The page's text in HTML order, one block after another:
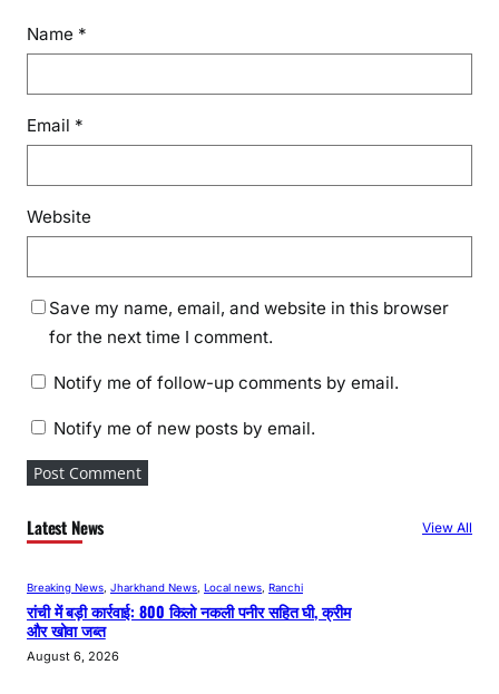
Name *
Email *
Website
Save my name, email, and website in this browser
for the next time I comment.
Notify me of follow-up comments by email.
Notify me of new posts by email.
Latest News View All
Breaking News, Jharkhand News, Local news, Ranchi
रांची में बड़ी कार्रवाई: 800 किलो नकली पनीर सहित घी, क्रीम
और खोवा जब्त
August 6, 2026